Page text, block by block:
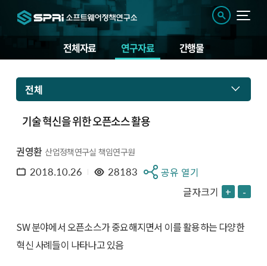
전체자료 연구자료 간행물
전체
기술 혁신을 위한 오픈소스 활용
권영환 산업정책연구실 책임연구원
2018.10.26 28183
공유 열기
글자크기 + -
SW 분야에서 오픈소스가 중요해지면서 이를 활용하는 다양한
혁신 사례들이 나타나고 있음